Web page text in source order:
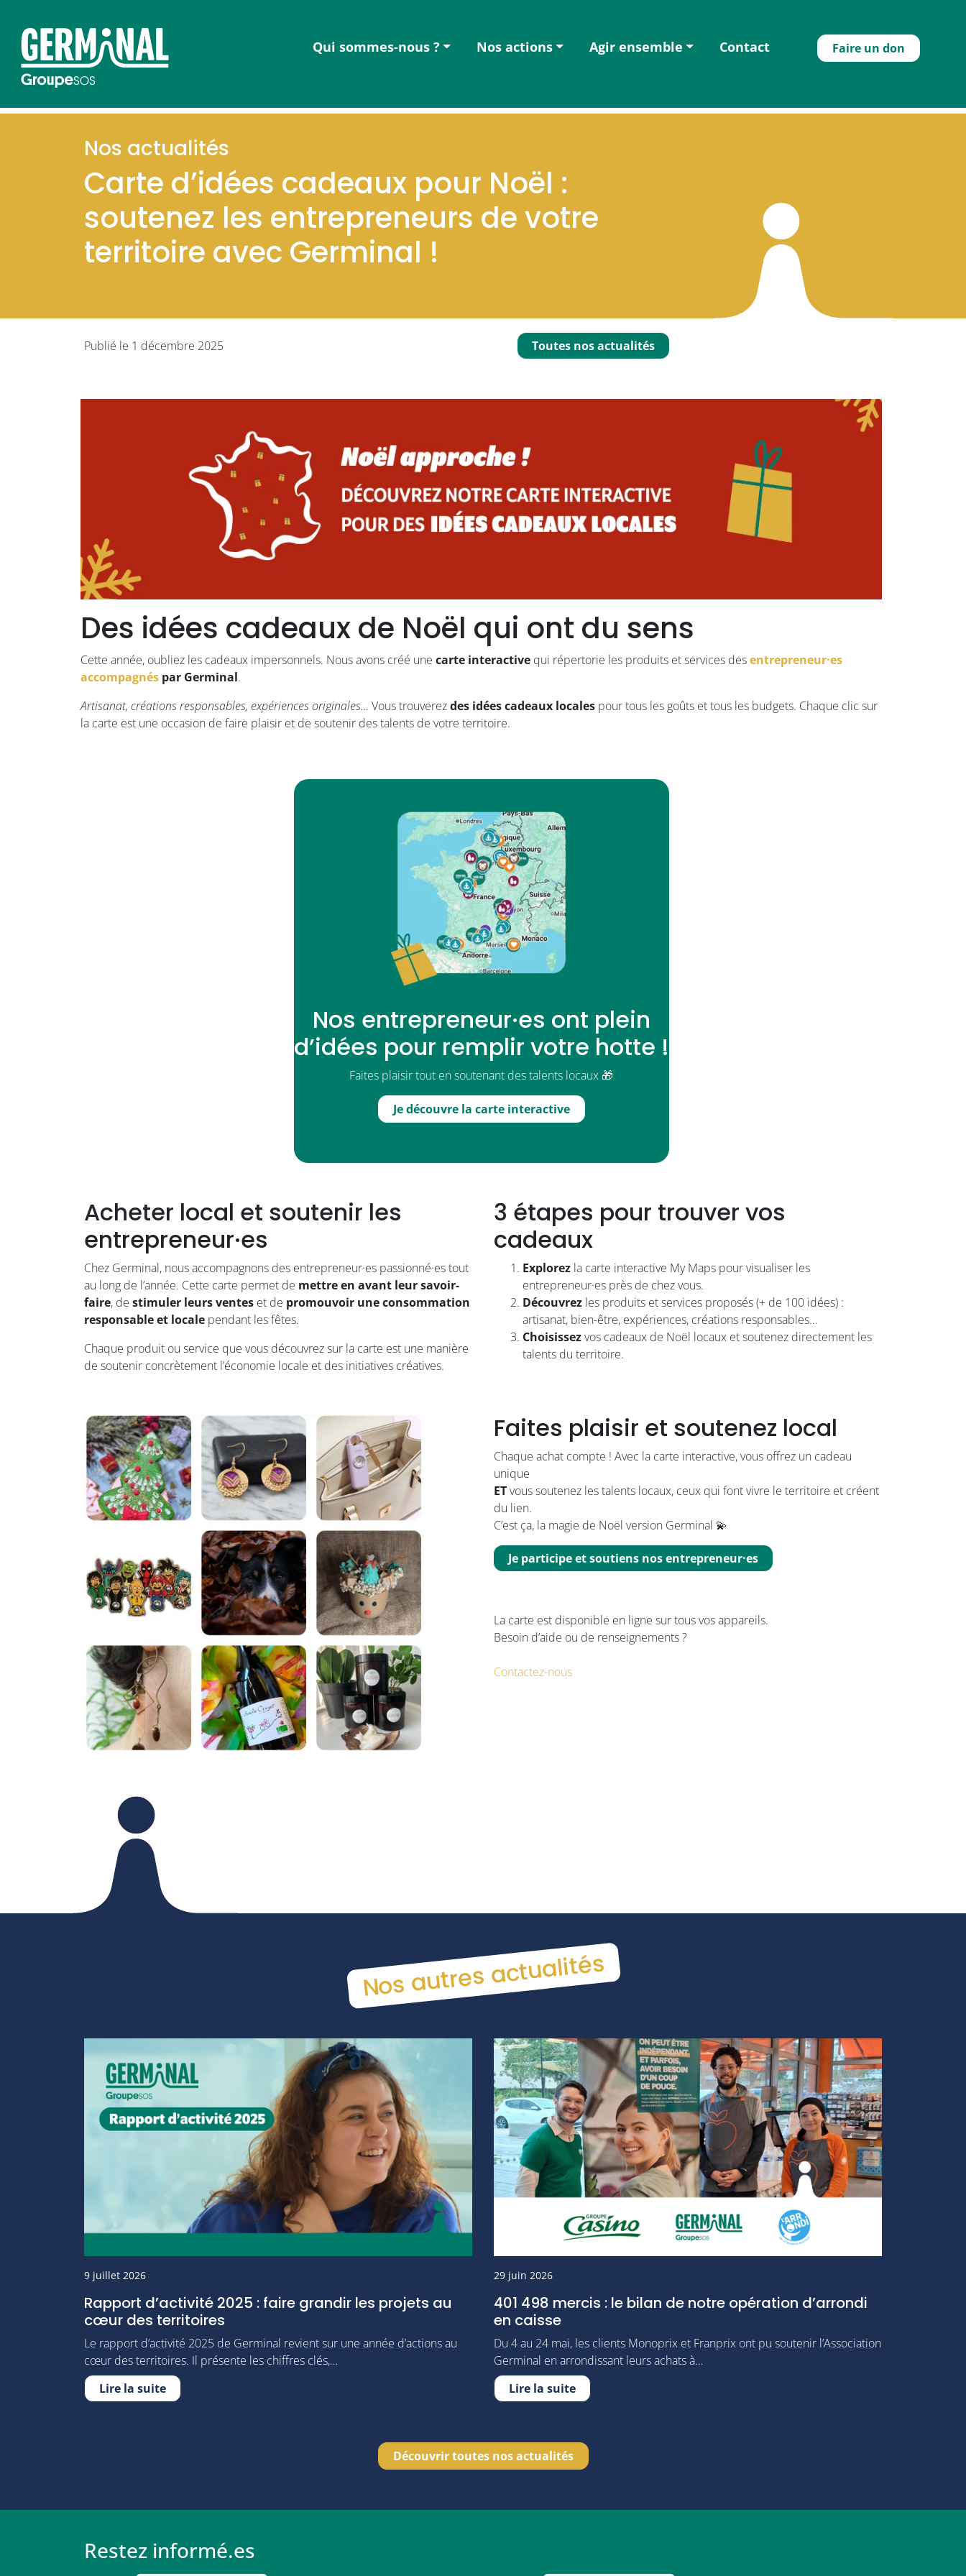
Qui sommes-nous ? Nos actions Agir ensemble Contact Faire un don
Nos actualités
Carte d’idées cadeaux pour Noël :
soutenez les entrepreneurs de votre
territoire avec Germinal !
Publié le 1 décembre 2025 Toutes nos actualités
Des idées cadeaux de Noël qui ont du sens
Cette année, oubliez les cadeaux impersonnels. Nous avons créé une carte interactive qui répertorie les produits et services desentrepreneur·es
accompagnés par Germinal.
Artisanat, créations responsables, expériences originales… Vous trouverezdes idées cadeaux locales pour tous les goûts et tous les budgets. Chaque clic sur
la carte est une occasion de faire plaisir et de soutenir des talents de votre territoire.
Nos entrepreneur·es ont plein
d’idées pour remplir votre hotte !
Faites plaisir tout en soutenant des talents locaux 🎁
Je découvre la carte interactive
Acheter local et soutenir les
entrepreneur·es
Chez Germinal, nous accompagnons des entrepreneur·es passionné·es tout
au long de l’année. Cette carte permet de mettre en avant leur savoir-
faire, de stimuler leurs ventes et de promouvoir une consommation
responsable et locale pendant les fêtes.
Chaque produit ou service que vous découvrez sur la carte est une manière
de soutenir concrètement l’économie locale et des initiatives créatives.
3 étapes pour trouver vos
cadeaux
Explorez la carte interactive My Maps pour visualiser les
entrepreneur·es près de chez vous.
Découvrez les produits et services proposés (+ de 100 idées) :
artisanat, bien-être, expériences, créations responsables…
Choisissezvos cadeaux de Noël locaux et soutenez directement les
talents du territoire.
Faites plaisir et soutenez local
Chaque achat compte ! Avec la carte interactive, vous offrez un cadeau
unique
ETvous soutenez les talents locaux, ceux qui font vivre le territoire et créent
du lien.
C’est ça, la magie de Noël version Germinal 💫
Je participe et soutiens nos entrepreneur·es
La carte est disponible en ligne sur tous vos appareils.
Besoin d’aide ou de renseignements ?
Contactez-nous
Nos autres actualités
9 juillet 2026
Rapport d’activité 2025 : faire grandir les projets au
cœur des territoires
Le rapport d’activité 2025 de Germinal revient sur une année d’actions au
cœur des territoires. Il présente les chiffres clés,…
Lire la suite
29 juin 2026
401 498 mercis : le bilan de notre opération d’arrondi
en caisse
Du 4 au 24 mai, les clients Monoprix et Franprix ont pu soutenir l’Association
Germinal en arrondissant leurs achats à…
Lire la suite
Découvrir toutes nos actualités
Restez informé.es